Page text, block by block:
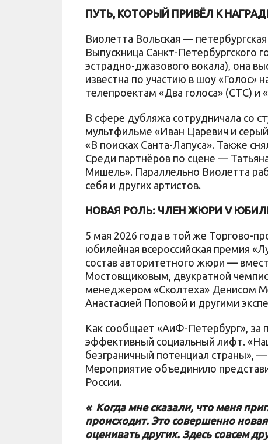
ПУТЬ, КОТОРЫЙ ПРИВЁЛ К
Виолетта Вольская —
Выпускница Санкт-Петербургского
эстрадно-джазового вокала), она
известна по участию в шоу «Голос»
телепроектам «Два голоса» (СТС)
В сфере дубляжа сотрудничала со
мультфильме «Иван Царевич и
«В поисках Санта-Лапуса». Также
Среди партнёров по сцене —
Мишель». Параллельно Виолетта
себя и других артистов.
НОВАЯ РОЛЬ: ЧЛЕН ЖЮРИ V
5 мая 2026 года в той же Торгово-
юбилейная всероссийская премия
состав авторитетного жюри —
Мостовщиковым, двукратной
менеджером «Сколтеха» Денисом
Анастасией Поповой и другими
Как сообщает «АиФ-Петербург», за
эффективный социальный лифт.
безграничный потенциал страны»,
Мероприятие объединило
России.
« Когда мне сказали, что меня
происходит. Это совершенно
оценивать других. Здесь совсем